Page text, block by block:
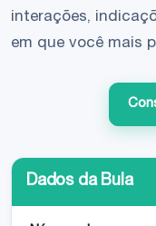
interações,
em que você mais
Dados da Bula